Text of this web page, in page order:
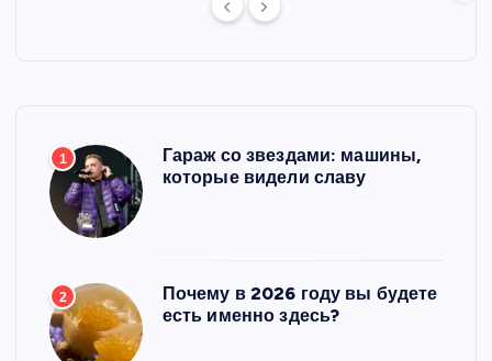
1
Гараж со звездами: машины,
которые видели славу
2
Почему в 2026 году вы будете
есть именно здесь?